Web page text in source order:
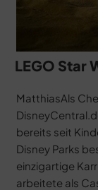
LEGO Star
MatthiasAls
bereits seit
Disney Parks
einzigartige
arbeitete als